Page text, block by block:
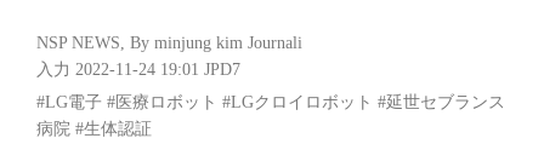
NSP NEWS, By minjung kim Journali
入力 2022-11-24 19:01 JPD7
#LG電子 #医療ロボット #LGクロイロボット #延世セブランス
病院 #生体認証